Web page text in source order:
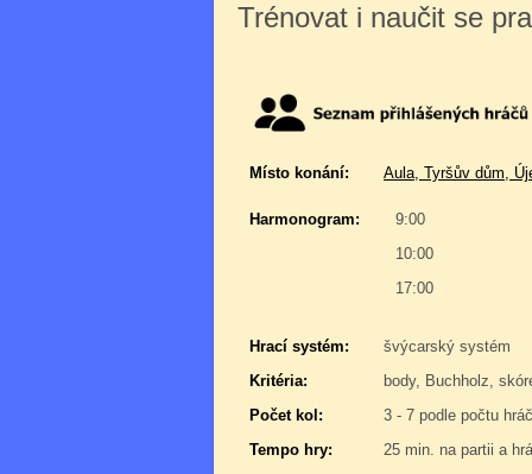
Trénovat i naučit se
Místo konání: Aula, Tyršův dům,
Harmonogram:
9:00
10:00
17:00
Hrací systém:
švýcarský systém
Kritéria:
body, Buchholz,
Počet kol:
3 - 7 podle počtu
Tempo hry:
25 min. na partii a